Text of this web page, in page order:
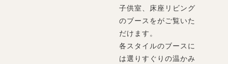
子供室、床座リビング
のブースをがご覧いた
だけます。
各スタイルのブースに
は選りすぐりの温かみ